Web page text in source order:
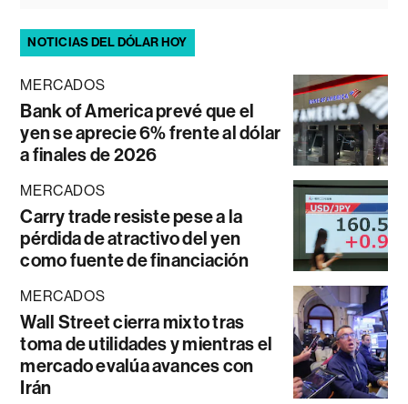
NOTICIAS DEL DÓLAR HOY
MERCADOS
Bank of America prevé que el
yen se aprecie 6% frente al dólar
a finales de 2026
MERCADOS
Carry trade resiste pese a la
pérdida de atractivo del yen
como fuente de financiación
MERCADOS
Wall Street cierra mixto tras
toma de utilidades y mientras el
mercado evalúa avances con
Irán